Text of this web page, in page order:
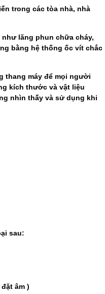
trong các tòa nhà, nhà
lăng phun chữa cháy,
bằng hệ thống ốc vít chắc
thang máy để mọi người
kích thước và vật liệu
nhìn thấy và sử dụng khi
sau:
đặt âm )